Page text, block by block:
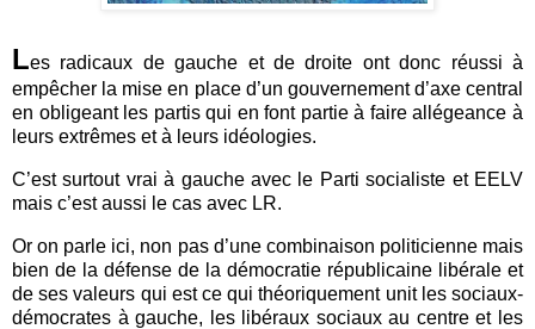
Les radicaux de gauche et de droite ont donc réussi à
empêcher la mise en place d’un gouvernement d’axe central
en obligeant les partis qui en font partie à faire allégeance à
leurs extrêmes et à leurs idéologies.
C’est surtout vrai à gauche avec le Parti socialiste et EELV
mais c’est aussi le cas avec LR.
Or on parle ici, non pas d’une combinaison politicienne mais
bien de la défense de la démocratie républicaine libérale et
de ses valeurs qui est ce qui théoriquement unit les sociaux-
démocrates à gauche, les libéraux sociaux au centre et les